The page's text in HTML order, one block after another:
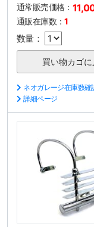
通常販売価格：
通販在庫数：1
数量：
ネオガレージ在庫数確
詳細ページ